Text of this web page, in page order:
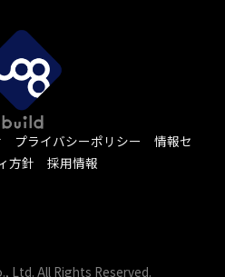
プライバシーポリシー
情報セ
方針
採用情報
Ltd. All Rights Reserved.